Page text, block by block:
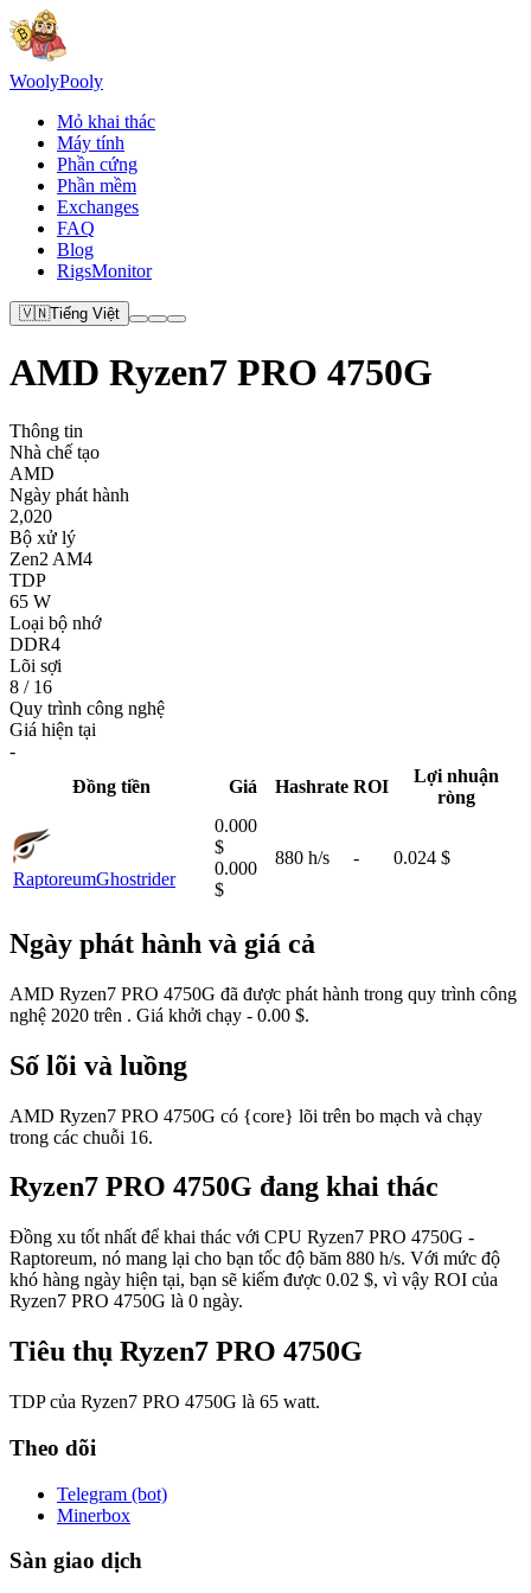
WoolyPooly
Mỏ khai thác
Máy tính
Phần cứng
Phần mềm
Exchanges
FAQ
Blog
RigsMonitor
🇻🇳Tiếng Việt
AMD Ryzen7 PRO 4750G
Thông tin
Nhà chế tạo
AMD
Ngày phát hành
2,020
Bộ xử lý
Zen2 AM4
TDP
65 W
Loại bộ nhớ
DDR4
Lõi sợi
8 / 16
Quy trình công nghệ
Giá hiện tại
-
Đồng tiền
Giá Hashrate ROI
Lợi nhuận
ròng
RaptoreumGhostrider
0.000
$
0.000
$
880 h/s - 0.024 $
Ngày phát hành và giá cả
AMD Ryzen7 PRO 4750G đã được phát hành trong quy trình công
nghệ 2020 trên . Giá khởi chạy - 0.00 $.
Số lõi và luồng
AMD Ryzen7 PRO 4750G có {core} lõi trên bo mạch và chạy
trong các chuỗi 16.
Ryzen7 PRO 4750G đang khai thác
Đồng xu tốt nhất để khai thác với CPU Ryzen7 PRO 4750G -
Raptoreum, nó mang lại cho bạn tốc độ băm 880 h/s. Với mức độ
khó hàng ngày hiện tại, bạn sẽ kiếm được 0.02 $, vì vậy ROI của
Ryzen7 PRO 4750G là 0 ngày.
Tiêu thụ Ryzen7 PRO 4750G
TDP của Ryzen7 PRO 4750G là 65 watt.
Theo dõi
Telegram (bot)
Minerbox
Sàn giao dịch